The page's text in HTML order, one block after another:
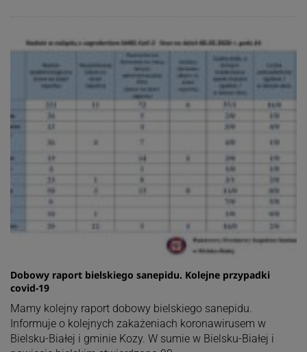
Dobowy raport bielskiego sanepidu. Kolejne przypadki
covid-19
Mamy kolejny raport dobowy bielskiego sanepidu.
Informuje o kolejnych zakażeniach koronawirusem w
Bielsku-Białej i gminie Kozy. W sumie w Bielsku-Białej i